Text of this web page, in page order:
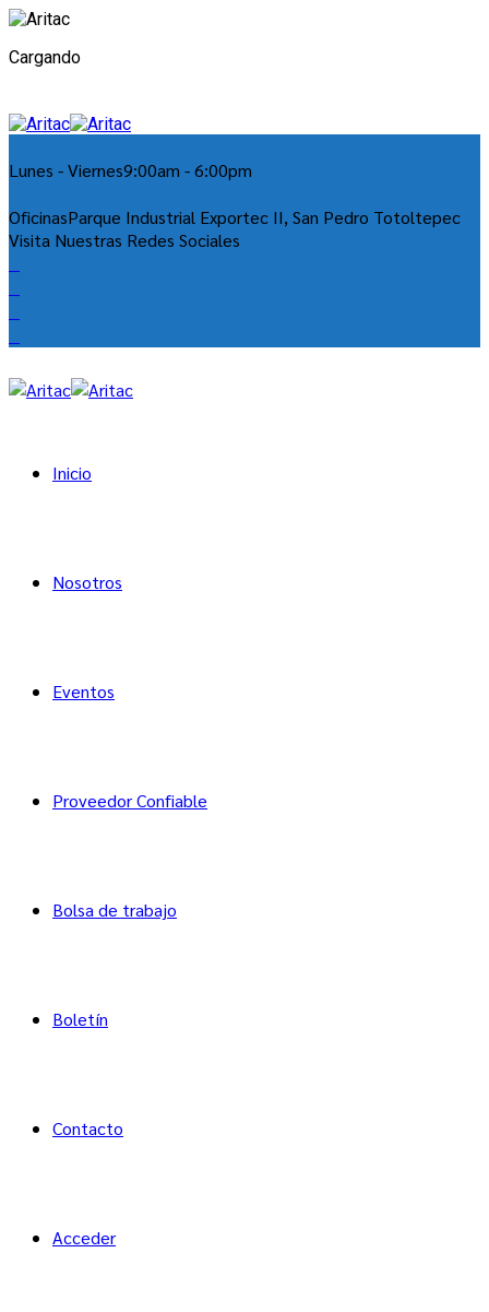
Cargando
Lunes - Viernes9:00am - 6:00pm
OficinasParque Industrial Exportec II, San Pedro Totoltepec
Visita Nuestras Redes Sociales
Inicio
Nosotros
Eventos
Proveedor Confiable
Bolsa de trabajo
Boletín
Contacto
Acceder